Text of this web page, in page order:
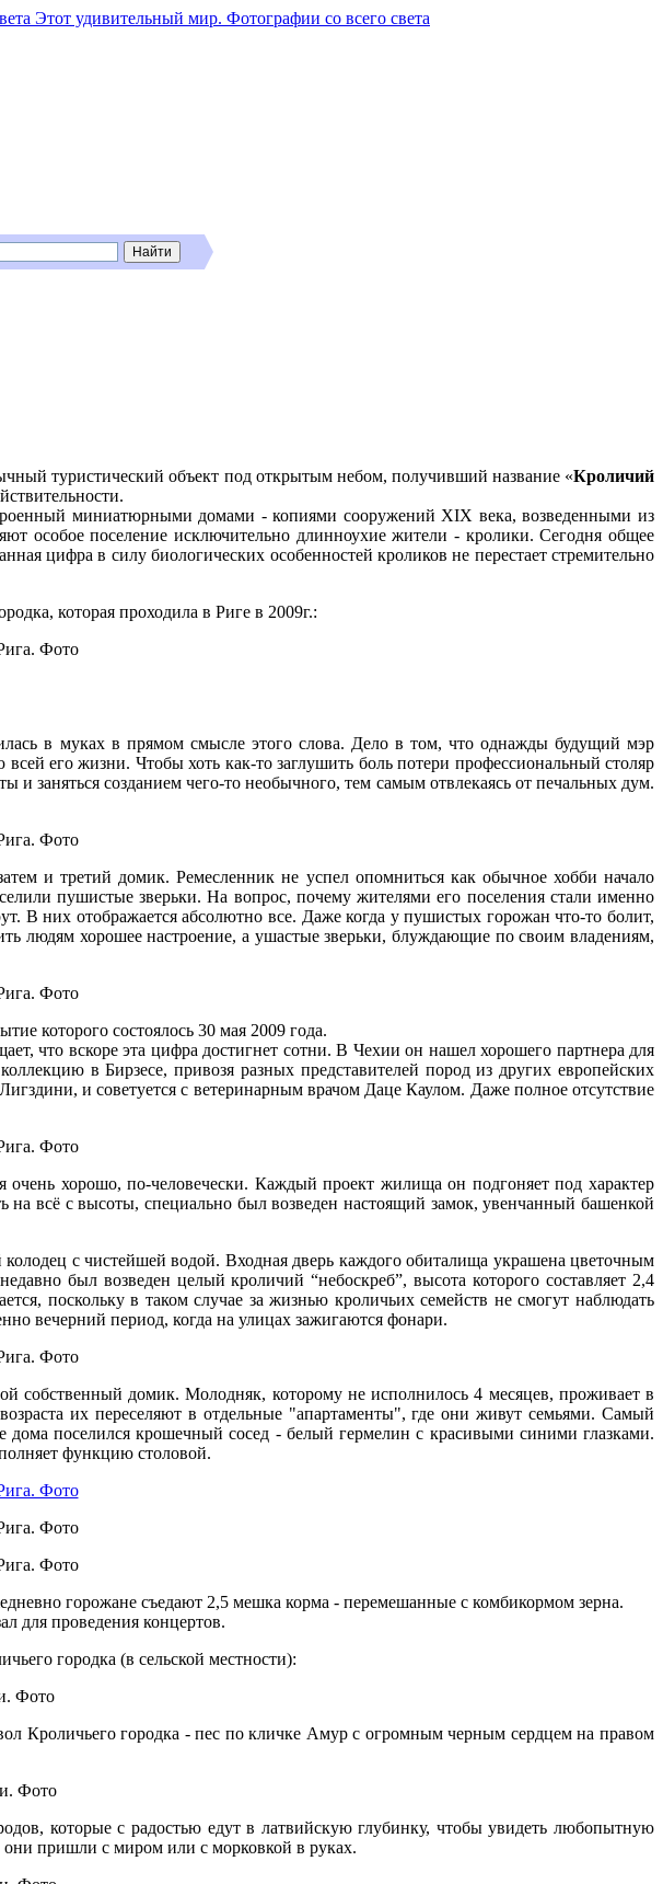
Этот удивительный мир. Фотографии со всего света
туристический объект под открытым небом, получивший название «Кроличий
миниатюрными домами - копиями сооружений XIX века, возведенными из
особое поселение исключительно длинноухие жители - кролики. Сегодня общее
цифра в силу биологических особенностей кроликов не перестает стремительно
которая проходила в Риге в 2009г.:
в муках в прямом смысле этого слова. Дело в том, что однажды будущий мэр
его жизни. Чтобы хоть как-то заглушить боль потери профессиональный столяр
и заняться созданием чего-то необычного, тем самым отвлекаясь от печальных дум.
и третий домик. Ремесленник не успел опомниться как обычное хобби начало
пушистые зверьки. На вопрос, почему жителями его поселения стали именно
В них отображается абсолютно все. Даже когда у пушистых горожан что-то болит,
людям хорошее настроение, а ушастые зверьки, блуждающие по своим владениям,
которого состоялось 30 мая 2009 года.
что вскоре эта цифра достигнет сотни. В Чехии он нашел хорошего партнера для
в Бирзесе, привозя разных представителей пород из других европейских
и советуется с ветеринарным врачом Даце Каулом. Даже полное отсутствие
хорошо, по-человечески. Каждый проект жилища он подгоняет под характер
всё с высоты, специально был возведен настоящий замок, увенчанный башенкой
с чистейшей водой. Входная дверь каждого обиталища украшена цветочным
был возведен целый кроличий “небоскреб”, высота которого составляет 2,4
поскольку в таком случае за жизнью кроличьих семейств не смогут наблюдать
вечерний период, когда на улицах зажигаются фонари.
собственный домик. Молодняк, которому не исполнилось 4 месяцев, проживает в
их переселяют в отдельные "апартаменты", где они живут семьями. Самый
дома поселился крошечный сосед - белый гермелин с красивыми синими глазками.
функцию столовой.
горожане съедают 2,5 мешка корма - перемешанные с комбикормом зерна.
для проведения концертов.
городка (в сельской местности):
Кроличьего городка - пес по кличке Амур с огромным черным сердцем на правом
которые с радостью едут в латвийскую глубинку, чтобы увидеть любопытную
они пришли с миром или с морковкой в руках.